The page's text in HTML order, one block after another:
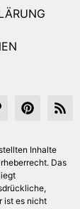
Inhalte
Das
ist es nicht